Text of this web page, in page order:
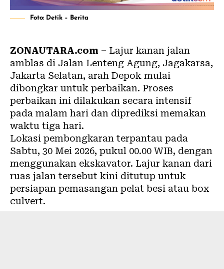
Foto: Detik – Berita
ZONAUTARA.com – Lajur kanan jalan
amblas di Jalan Lenteng Agung, Jagakarsa,
Jakarta Selatan, arah Depok mulai
dibongkar untuk perbaikan. Proses
perbaikan ini dilakukan secara intensif
pada malam hari dan diprediksi memakan
waktu tiga hari.
Lokasi pembongkaran terpantau pada
Sabtu, 30 Mei 2026, pukul 00.00 WIB, dengan
menggunakan ekskavator. Lajur kanan dari
ruas jalan tersebut kini ditutup untuk
persiapan pemasangan pelat besi atau box
culvert.